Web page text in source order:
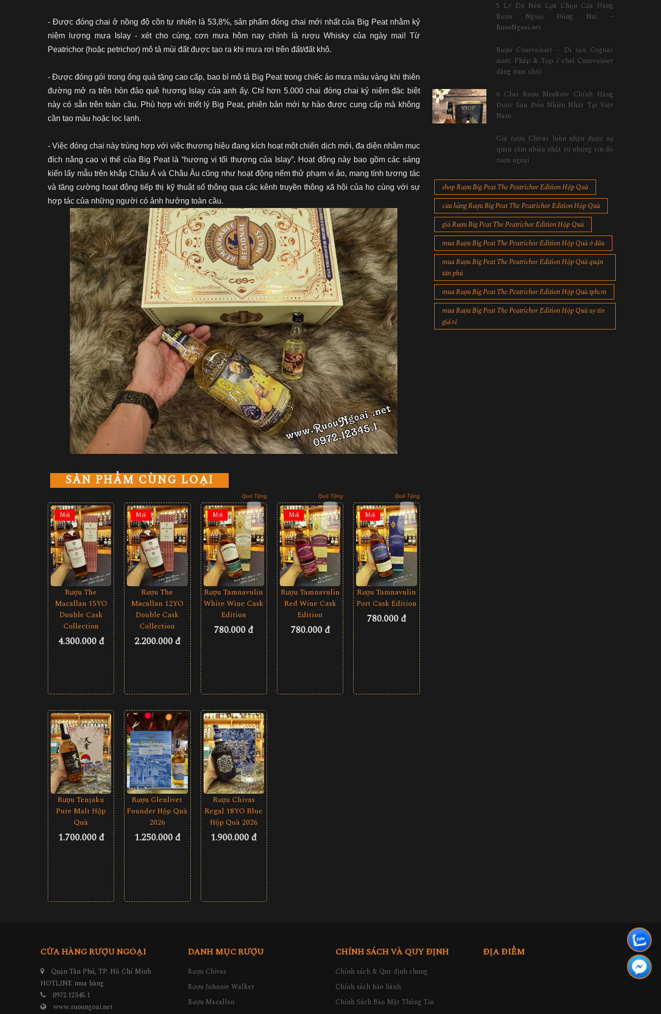
- Được đóng chai ở nồng độ cồn tự nhiên là 53,8%, sản phẩm đóng chai mới nhất của Big Peat nhằm kỷ
niệm lượng mưa Islay - xét cho cùng, cơn mưa hôm nay chính là rượu Whisky của ngày mai! Từ
Peatrichor (hoặc petrichor) mô tả mùi đất được tạo ra khi mưa rơi trên đất/đất khô.
- Được đóng gói trong ống quà tặng cao cấp, bao bì mô tả Big Peat trong chiếc áo mưa màu vàng khi thiên
đường mở ra trên hòn đảo quê hương Islay của anh ấy. Chỉ hơn 5.000 chai đóng chai kỷ niệm đặc biệt
này có sẵn trên toàn cầu. Phù hợp với triết lý Big Peat, phiên bản mới tự hào được cung cấp mà không
cần tạo màu hoặc lọc lạnh.
- Việc đóng chai này trùng hợp với việc thương hiệu đang kích hoạt một chiến dịch mới, đa diện nhằm mục
đích nâng cao vị thế của Big Peat là “hương vị tối thượng của Islay”. Hoạt động này bao gồm các sáng
kiến ​​lấy mẫu trên khắp Châu Á và Châu Âu cũng như hoạt động nếm thử phạm vi ảo, mang tính tương tác
và tăng cường hoạt động tiếp thị kỹ thuật số thông qua các kênh truyền thông xã hội của họ cùng với sự
hợp tác của những người có ảnh hưởng toàn cầu.
SẢN PHẨM CÙNG LOẠI
Mới
Rượu The
Macallan 15YO
Double Cask
Collection
4.300.000 đ
Mới
Rượu The
Macallan 12YO
Double Cask
Collection
2.200.000 đ
Mới
Rượu Tamnavulin
White Wine Cask
Edition
780.000 đ
Mới
Rượu Tamnavulin
Red Wine Cask
Edition
780.000 đ
Mới
Rượu Tamnavulin
Port Cask Edition
780.000 đ
Rượu Tenjaku
Pure Malt Hộp
Quà
1.700.000 đ
Rượu Glenlivet
Founder Hộp Quà
2026
1.250.000 đ
Rượu Chivas
Regal 18YO Blue
Hộp Quà 2026
1.900.000 đ
5 Lý Do Nên Lựa Chọn Cửa Hàng
Rượu Ngoại Đồng Nai –
RuouNgoai.net
Rượu Courvoisier – Di sản Cognac
nước Pháp & Top 7 chai Courvoisier
đáng mua nhất
6 Chai Rượu Meukow Chính Hãng
Được Săn Đón Nhiều Nhất Tại Việt
Nam
Giá rượu Chivas luôn nhận được sự
quan tâm nhiều nhất từ những tín đồ
rượu ngoại
shop Rượu Big Peat The Peatrichor Edition Hộp Quà
cửa hàng Rượu Big Peat The Peatrichor Edition Hộp Quà
giá Rượu Big Peat The Peatrichor Edition Hộp Quà
mua Rượu Big Peat The Peatrichor Edition Hộp Quà ở đâu
mua Rượu Big Peat The Peatrichor Edition Hộp Quà quận
tân phú
mua Rượu Big Peat The Peatrichor Edition Hộp Quà tphcm
mua Rượu Big Peat The Peatrichor Edition Hộp Quà uy tín
giá rẻ
CỬA HÀNG RƯỢU NGOẠI
Quận Tân Phú, TP. Hồ Chí Minh
HOTLINE mua hàng
0972.12345.1
www.ruoungoai.net
DANH MỤC RƯỢU
Rượu Chivas
Rượu Johnnie Walker
Rượu Macallan
CHÍNH SÁCH VÀ QUY ĐỊNH
Chính sách & Quy định chung
Chính sách bảo hành
Chính Sách Bảo Mật Thông Tin
ĐỊA ĐIỂM